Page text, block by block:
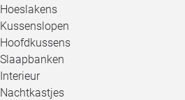
Hoeslakens
Kussenslopen
Hoofdkussens
Slaapbanken
Interieur
Nachtkastjes